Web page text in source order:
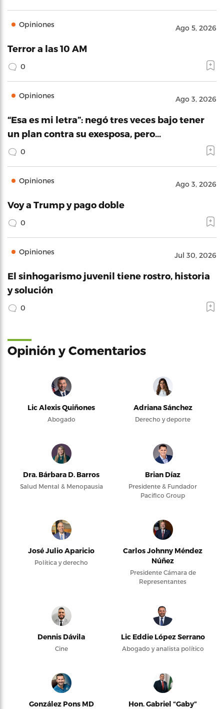
Opiniones Ago 5, 2026
Terror a las 10 AM
0
Opiniones Ago 3, 2026
“Esa es mi letra”: negó tres veces bajo tener
un plan contra su exesposa, pero…
0
Opiniones Ago 3, 2026
Voy a Trump y pago doble
0
Opiniones Jul 30, 2026
El sinhogarismo juvenil tiene rostro, historia
y solución
0
Opinión y Comentarios
Lic Alexis Quiñones
Abogado
Adriana Sánchez
Derecho y deporte
Dra. Bárbara D. Barros
Salud Mental & Menopausia
Brian Díaz
Presidente & Fundador
Pacifico Group
José Julio Aparicio
Política y derecho
Carlos Johnny Méndez
Núñez
Presidente Cámara de
Representantes
Dennis Dávila
Cine
Lic Eddie López Serrano
Abogado y analista político
González Pons MD
Hon. Gabriel “Gaby”